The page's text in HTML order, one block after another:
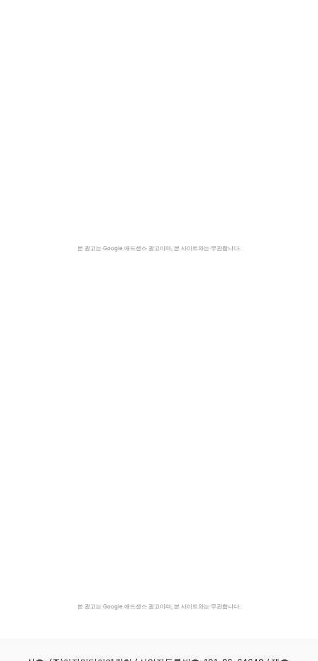
본 광고는 Google 애드센스 광고이며, 본 사이트와는 무관합니다.
본 광고는 Google 애드센스 광고이며, 본 사이트와는 무관합니다.